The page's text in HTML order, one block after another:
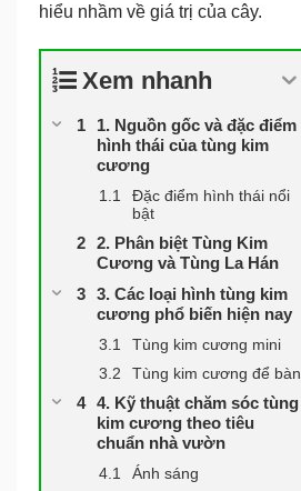
hiểu nhầm về giá trị của cây.
Xem nhanh
1. Nguồn gốc và đặc điểm
hình thái của tùng kim
cương
Đặc điểm hình thái nổi
bật
2. Phân biệt Tùng Kim
Cương và Tùng La Hán
3. Các loại hình tùng kim
cương phổ biến hiện nay
Tùng kim cương mini
Tùng kim cương để bàn
4. Kỹ thuật chăm sóc tùng
kim cương theo tiêu
chuẩn nhà vườn
Ánh sáng